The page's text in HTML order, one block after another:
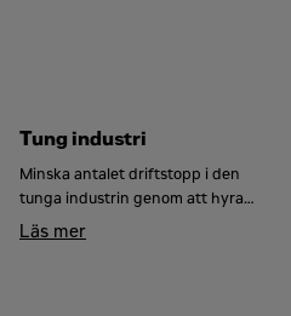
Tung industri
Minska antalet driftstopp i den
tunga industrin genom att hyra
avbrottsfri kraftförsörjning.
Läs mer